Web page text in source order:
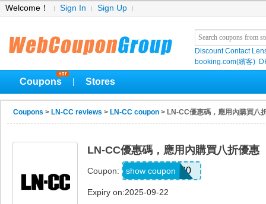
Welcome！ Sign In Sign Up
Discount Contact
booking.com(繽客)
Coupons Stores
Coupons > LN-CC reviews > LN-CC coupon > LN-CC優惠碼，應用內購買八
LN-CC優惠碼，應用內購買八折優惠
Coupon: WAPP20
show coupon
Expiry on:2025-09-22